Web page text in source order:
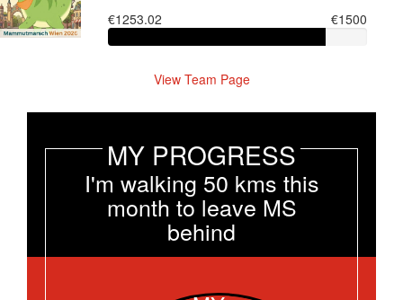
€1253.02 €1500
View Team Page
MY PROGRESS
I'm walking 50 kms this
month to leave MS
behind